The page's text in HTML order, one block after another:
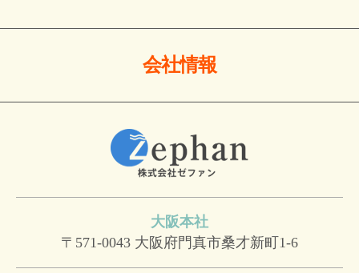
会社情報
大阪本社
〒571-0043 大阪府門真市桑才新町1-6